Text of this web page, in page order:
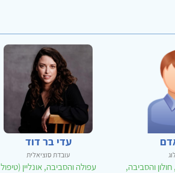
והסביבה,
עדי בר דוד
עובדת סוציאלית
עפולה והסביבה, אונליין (טיפול